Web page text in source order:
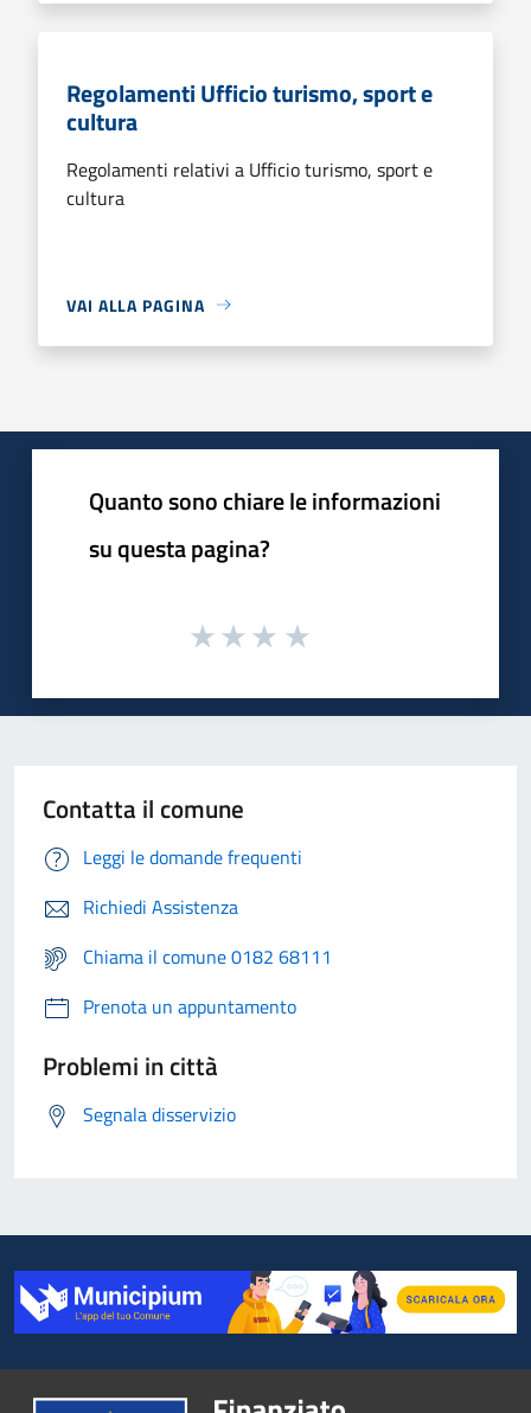
Regolamenti Ufficio turismo, sport e
cultura
Regolamenti relativi a Ufficio turismo, sport e
cultura
VAI ALLA PAGINA
Quanto sono chiare le informazioni
su questa pagina?
Contatta il comune
Leggi le domande frequenti
Richiedi Assistenza
Chiama il comune 0182 68111
Prenota un appuntamento
Problemi in città
Segnala disservizio